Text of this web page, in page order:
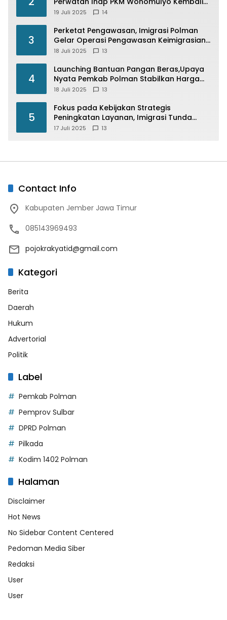
di Fungsikan
19 Juli 2025 14
3
Perketat Pengawasan, Imigrasi Polman
Gelar Operasi Pengawasan Keimigrasian
“Wirawaspada” Serentak disemua Daerah
18 Juli 2025 13
4
Launching Bantuan Pangan Beras,Upaya
Nyata Pemkab Polman Stabilkan Harga
Beras
18 Juli 2025 13
5
Fokus pada Kebijakan Strategis
Peningkatan Layanan, Imigrasi Tunda
Paspor Desain Merah Putih
17 Juli 2025 13
Contact Info
Kabupaten Jember Jawa Timur
085143969493
pojokrakyatid@gmail.com
Kategori
Berita
Daerah
Hukum
Advertorial
Politik
Label
Pemkab Polman
Pemprov Sulbar
DPRD Polman
Pilkada
Kodim 1402 Polman
Halaman
Disclaimer
Hot News
No Sidebar Content Centered
Pedoman Media Siber
Redaksi
User
User